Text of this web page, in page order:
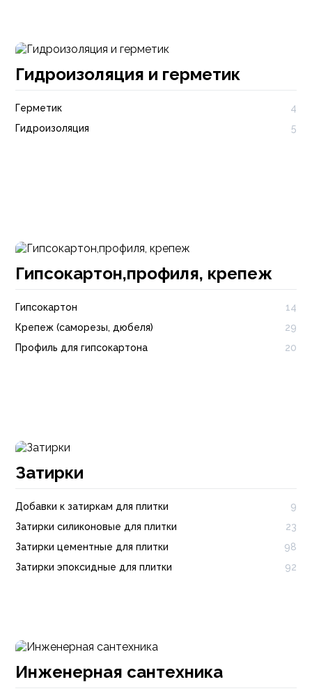
Гидроизоляция и герметик
Герметик
4
Гидроизоляция
5
Гипсокартон,профиля, крепеж
Гипсокартон
14
Крепеж (саморезы, дюбеля)
29
Профиль для гипсокартона
20
Затирки
Добавки к затиркам для плитки
9
Затирки силиконовые для плитки
23
Затирки цементные для плитки
98
Затирки эпоксидные для плитки
92
Инженерная сантехника